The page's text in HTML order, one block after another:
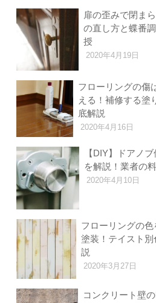
扉の歪みで閉ま
の直し方と蝶番
授
2020年4月19日
フローリングの傷
える！補修する塗
底解説
2020年4月16日
【DIY】ドアノ
を解説！業者の
2020年4月10日
フローリングの
塗装！テイスト
説
2020年3月27日
コンクリート壁